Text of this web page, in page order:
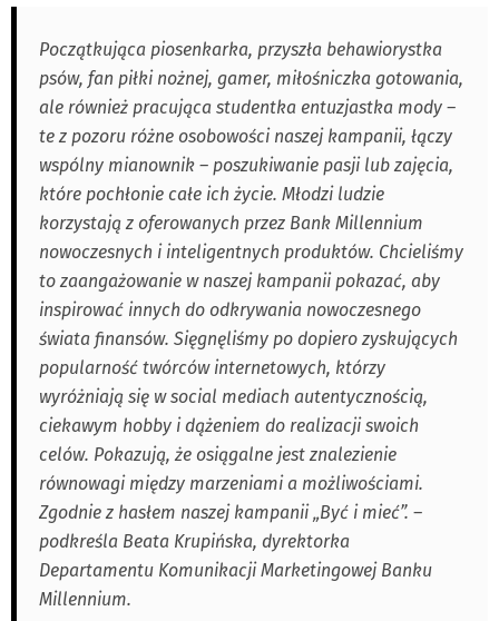
Początkująca piosenkarka, przyszła behawiorystka
psów, fan piłki nożnej, gamer, miłośniczka gotowania,
ale również pracująca studentka entuzjastka mody –
te z pozoru różne osobowości naszej kampanii, łączy
wspólny mianownik – poszukiwanie pasji lub zajęcia,
które pochłonie całe ich życie. Młodzi ludzie
korzystają z oferowanych przez Bank Millennium
nowoczesnych i inteligentnych produktów. Chcieliśmy
to zaangażowanie w naszej kampanii pokazać, aby
inspirować innych do odkrywania nowoczesnego
świata finansów. Sięgnęliśmy po dopiero zyskujących
popularność twórców internetowych, którzy
wyróżniają się w social mediach autentycznością,
ciekawym hobby i dążeniem do realizacji swoich
celów. Pokazują, że osiągalne jest znalezienie
równowagi między marzeniami a możliwościami.
Zgodnie z hasłem naszej kampanii „Być i mieć”. –
podkreśla Beata Krupińska, dyrektorka
Departamentu Komunikacji Marketingowej Banku
Millennium.